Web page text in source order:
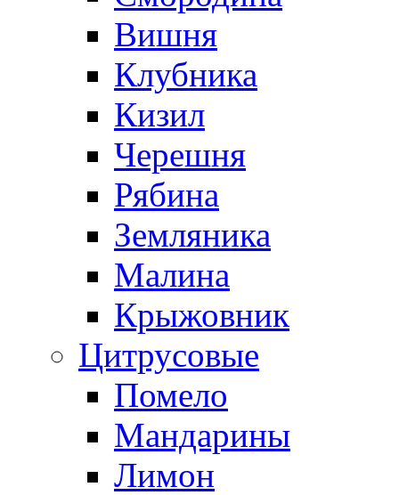
Вишня
Клубника
Кизил
Черешня
Рябина
Земляника
Малина
Крыжовник
Цитрусовые
Помело
Мандарины
Лимон